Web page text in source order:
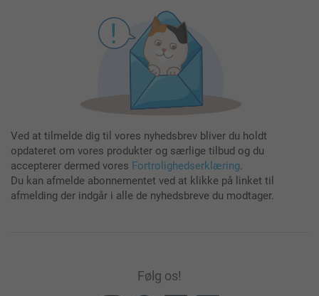
Ved at tilmelde dig til vores nyhedsbrev bliver du holdt
opdateret om vores produkter og særlige tilbud og du
accepterer dermed vores Fortrolighedserklæring.
Du kan afmelde abonnementet ved at klikke på linket til
afmelding der indgår i alle de nyhedsbreve du modtager.
Følg os!